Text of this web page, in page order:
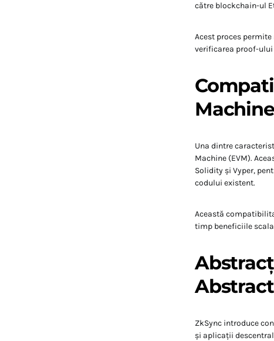
către blockchain-ul
Acest proces
verificarea proof-
Una dintre
Machine (EVM).
Solidity și Vyper,
codului existent.
Această
timp beneficiile
ZkSync introduce
și aplicații